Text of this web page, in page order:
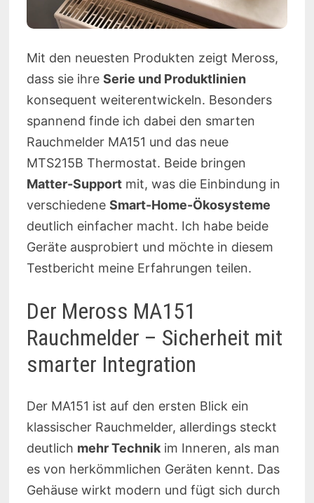
Mit den neuesten Produkten zeigt Meross,
dass sie ihre Serie und Produktlinien
konsequent weiterentwickeln. Besonders
spannend finde ich dabei den smarten
Rauchmelder MA151 und das neue
MTS215B Thermostat. Beide bringen
Matter-Supportmit, was die Einbindung in
verschiedene Smart-Home-Ökosysteme
deutlich einfacher macht. Ich habe beide
Geräte ausprobiert und möchte in diesem
Testbericht meine Erfahrungen teilen.
Der Meross MA151
Rauchmelder – Sicherheit mit
smarter Integration
Der MA151 ist auf den ersten Blick ein
klassischer Rauchmelder, allerdings steckt
deutlich mehr Technikim Inneren, als man
es von herkömmlichen Geräten kennt. Das
Gehäuse wirkt modern und fügt sich durch